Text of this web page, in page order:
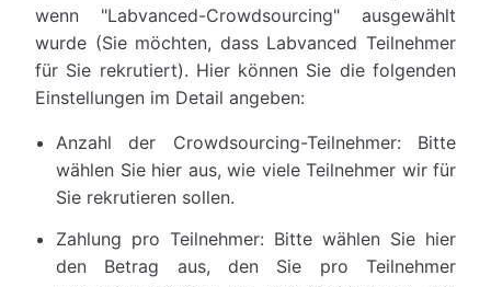
wenn "Labvanced-Crowdsourcing" ausgewählt
wurde (Sie möchten, dass Labvanced Teilnehmer
für Sie rekrutiert). Hier können Sie die folgenden
Einstellungen im Detail angeben:
Anzahl der Crowdsourcing-Teilnehmer: Bitte
wählen Sie hier aus, wie viele Teilnehmer wir für
Sie rekrutieren sollen.
Zahlung pro Teilnehmer: Bitte wählen Sie hier
den Betrag aus, den Sie pro Teilnehmer